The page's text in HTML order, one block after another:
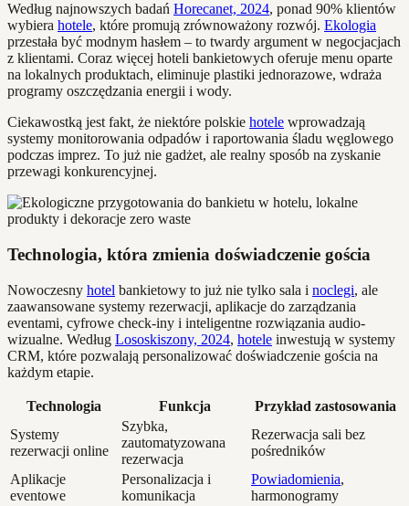
Według najnowszych badań Horecanet, 2024, ponad 90% klientów
wybiera hotele, które promują zrównoważony rozwój. Ekologia
przestała być modnym hasłem – to twardy argument w negocjacjach
z klientami. Coraz więcej hoteli bankietowych oferuje menu oparte
na lokalnych produktach, eliminuje plastiki jednorazowe, wdraża
programy oszczędzania energii i wody.
Ciekawostką jest fakt, że niektóre polskie hotele wprowadzają
systemy monitorowania odpadów i raportowania śladu węglowego
podczas imprez. To już nie gadżet, ale realny sposób na zyskanie
przewagi konkurencyjnej.
Technologia, która zmienia doświadczenie gościa
Nowoczesny hotel bankietowy to już nie tylko sala i noclegi, ale
zaawansowane systemy rezerwacji, aplikacje do zarządzania
eventami, cyfrowe check-iny i inteligentne rozwiązania audio-
wizualne. Według Lososkiszony, 2024, hotele inwestują w systemy
CRM, które pozwalają personalizować doświadczenie gościa na
każdym etapie.
Technologia Funkcja
Przykład zastosowania
Systemy
rezerwacji online
Szybka,
zautomatyzowana
rezerwacja
Rezerwacja sali bez
pośredników
Aplikacje
eventowe
Personalizacja i
komunikacja
Powiadomienia,
harmonogramy